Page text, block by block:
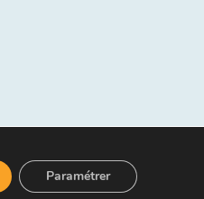
Paramétrer